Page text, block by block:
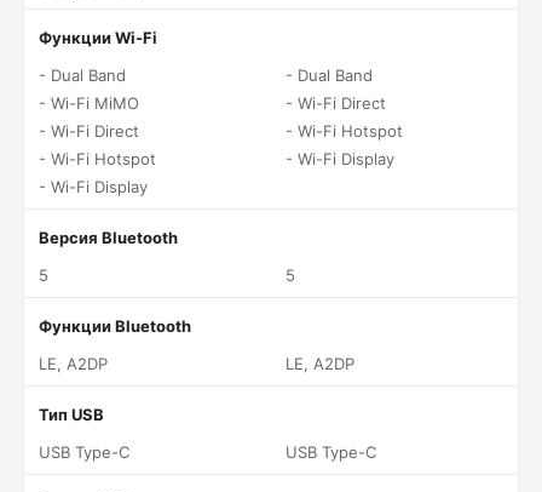
Функции Wi-Fi
- Dual Band
- Wi-Fi MiMO
- Wi-Fi Direct
- Wi-Fi Hotspot
- Wi-Fi Display
- Dual Band
- Wi-Fi Direct
- Wi-Fi Hotspot
- Wi-Fi Display
Версия Bluetooth
5
5
Функции Bluetooth
LE, A2DP
LE, A2DP
Тип USB
USB Type-C
USB Type-C